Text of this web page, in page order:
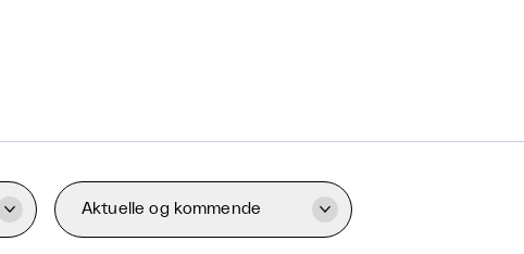
 Aktuelle og kommende 